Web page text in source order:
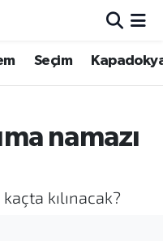
Seçim
namazı
kılınacak?